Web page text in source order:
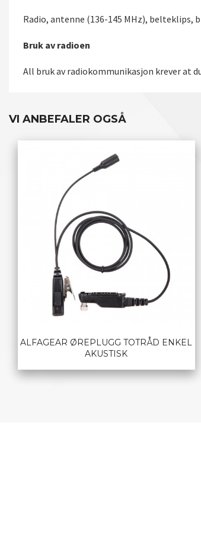
Radio, antenne (136-145 MHz),
Bruk av radioen
All bruk av radiokommunikasjon krever at
VI ANBEFALER OGSÅ
ALFAGEAR ØREPLUGG TOTRÅD ENKEL
AKUSTISK